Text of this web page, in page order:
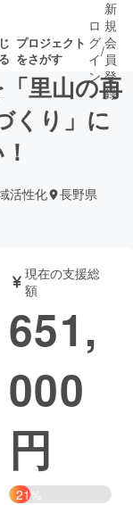
プロジェクト
をさがす
近いプ
書籍・雑誌
チャレンジ
Creation
ロ
グ
イ
ン
/
新
規
会
員
登
録
里山の再
くり」に
活性化 長野県
現在の支援総
額
651,
000
円
21%